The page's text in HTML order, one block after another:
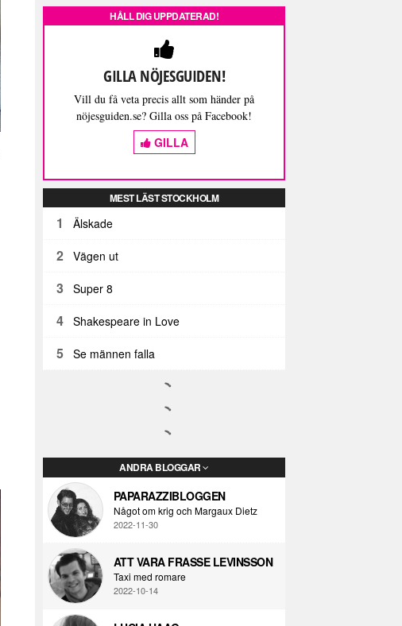
HÅLL DIG UPPDATERAD!
GILLA NÖJESGUIDEN!
Vill du få veta precis allt som händer på
nöjesguiden.se? Gilla oss på Facebook!
GILLA
MEST LÄST STOCKHOLM
1 Älskade
2 Vägen ut
3 Super 8
4 Shakespeare in Love
5 Se männen falla
ANDRA BLOGGAR
PAPARAZZIBLOGGEN
Något om krig och Margaux Dietz
2022-11-30
ATT VARA FRASSE LEVINSSON
Taxi med romare
2022-10-14